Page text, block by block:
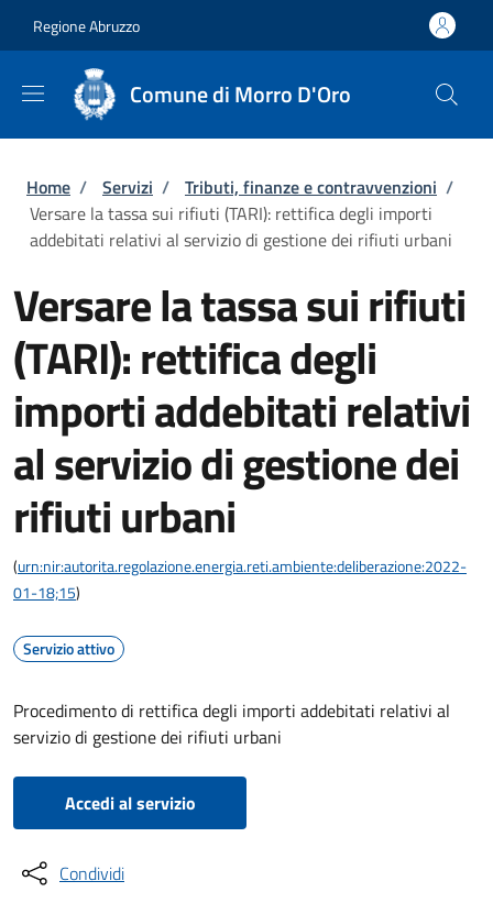
Regione Abruzzo
Comune di Morro D'Oro
Briciole di pane
Home / Servizi / Tributi, finanze e contravvenzioni /
Versare la tassa sui rifiuti (TARI): rettifica degli importi
addebitati relativi al servizio di gestione dei rifiuti urbani
Versare la tassa sui rifiuti
(TARI): rettifica degli
importi addebitati relativi
al servizio di gestione dei
rifiuti urbani
(urn:nir:autorita.regolazione.energia.reti.ambiente:deliberazione:2022-
01-18;15)
Servizio attivo
Procedimento di rettifica degli importi addebitati relativi al
servizio di gestione dei rifiuti urbani
Accedi al servizio
Condividi